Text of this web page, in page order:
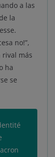
a las
la
no!”,
más
ha
se